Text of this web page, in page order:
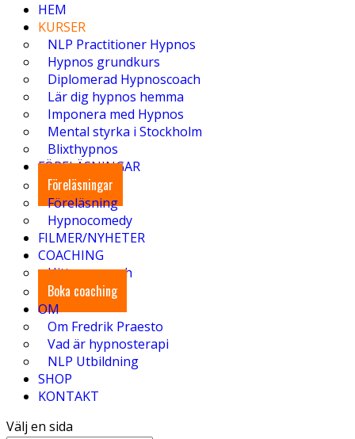
HEM
KURSER
NLP Practitioner Hypnos
Hypnos grundkurs
Diplomerad Hypnoscoach
Lär dig hypnos hemma
Imponera med Hypnos
Mental styrka i Stockholm
Blixthypnos
FÖRELÄSNINGAR
Föreläsningar
Föreläsning
Hypnocomedy
FILMER/NYHETER
COACHING
Hitta en coach
Boka coaching
OM
Om Fredrik Praesto
Vad är hypnosterapi
NLP Utbildning
SHOP
KONTAKT
Välj en sida